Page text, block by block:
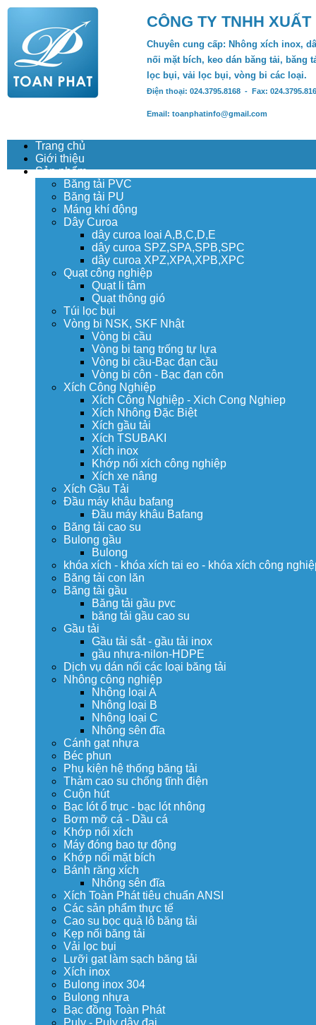
CÔNG TY TNHH
Chuyên cung cấp: Nhông xích inox,
nối mặt bích, keo dán băng tải, băng
lọc bụi, vải lọc bụi, vòng bi các loại.
Điện thoại: 024.3795.8168 - Fax:
Email: toanphatinfo@gmail.com
Trang chủ
Giới thiệu
Sản phẩm
Băng tải PVC
Băng tải PU
Máng khí động
Dây Curoa
dây curoa loại A,B,C,D,E
dây curoa SPZ,SPA,SPB,SPC
dây curoa XPZ,XPA,XPB,XPC
Quạt công nghiệp
Quạt li tâm
Quạt thông gió
Túi lọc bụi
Vòng bi NSK, SKF Nhật
Vòng bi cầu
Vòng bi tang trống tự lựa
Vòng bi cầu-Bạc đạn cầu
Vòng bi côn - Bạc đạn côn
Xích Công Nghiệp
Xích Công Nghiệp - Xich Cong Nghiep
Xích Nhông Đặc Biệt
Xích gầu tải
Xích TSUBAKI
Xích inox
Khớp nối xích công nghiệp
Xích xe nâng
Xích Gầu Tải
Đầu máy khâu bafang
Đầu máy khâu Bafang
Băng tải cao su
Bulong gầu
Bulong
khóa xích - khóa xích tai eo - khóa xích công
Băng tải con lăn
Băng tải gầu
Băng tải gầu pvc
băng tải gầu cao su
Gầu tải
Gầu tải sắt - gầu tải inox
gầu nhựa-nilon-HDPE
Dịch vụ dán nối các loại băng tải
Nhông công nghiệp
Nhông loại A
Nhông loại B
Nhông loại C
Nhông sên đĩa
Cánh gạt nhựa
Béc phun
Phụ kiện hệ thống băng tải
Thảm cao su chống tĩnh điện
Cuộn hút
Bạc lót ổ trục - bạc lót nhông
Bơm mỡ cá - Dầu cá
Khớp nối xích
Máy đóng bao tự động
Khớp nối mặt bích
Bánh răng xích
Nhông sên đĩa
Xích Toàn Phát tiêu chuẩn ANSI
Các sản phẩm thực tế
Cao su bọc quả lô băng tải
Kẹp nối băng tải
Vải lọc bụi
Lưỡi gạt làm sạch băng tải
Xích inox
Bulong inox 304
Bulong nhựa
Bạc đồng Toàn Phát
Puly - Puly dây đai